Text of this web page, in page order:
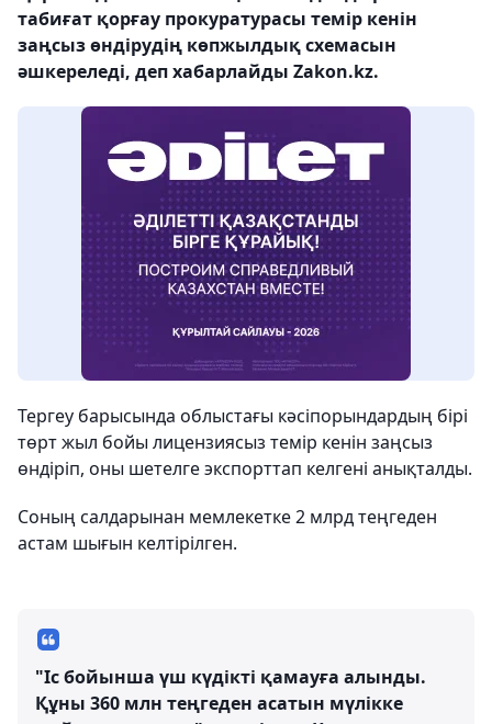
табиғат қорғау прокуратурасы темір кенін
заңсыз өндірудің көпжылдық схемасын
әшкереледі, деп хабарлайды Zakon.kz.
Тергеу барысында облыстағы кәсіпорындардың бірі
төрт жыл бойы лицензиясыз темір кенін заңсыз
өндіріп, оны шетелге экспорттап келгені анықталды.
Соның салдарынан мемлекетке 2 млрд теңгеден
астам шығын келтірілген.
"Іс бойынша үш күдікті қамауға алынды.
Құны 360 млн теңгеден асатын мүлікке